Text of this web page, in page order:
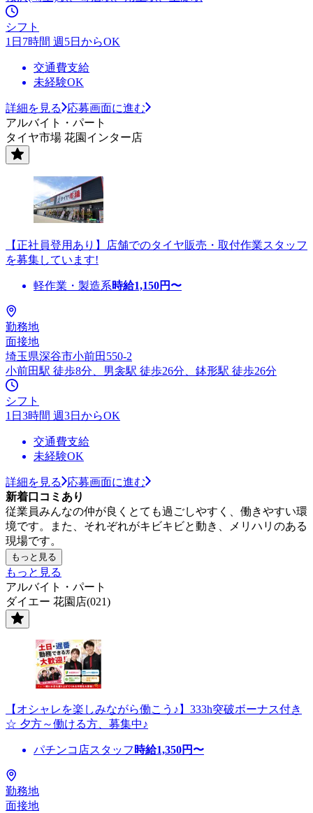
シフト
1日7時間 週5日からOK
交通費支給
未経験OK
詳細を見る
応募画面に進む
アルバイト・パート
タイヤ市場 花園インター店
【正社員登用あり】店舗でのタイヤ販売・取付作業スタッフ
を募集しています!
軽作業・製造系時給1,150円〜
勤務地
面接地
埼玉県深谷市小前田550-2
小前田駅 徒歩8分、男衾駅 徒歩26分、鉢形駅 徒歩26分
シフト
1日3時間 週3日からOK
交通費支給
未経験OK
詳細を見る
応募画面に進む
新着口コミあり
従業員みんなの仲が良くとても過ごしやすく、働きやすい環
境です。また、それぞれがキビキビと動き、メリハリのある
現場です。
もっと見る
もっと見る
アルバイト・パート
ダイエー 花園店(021)
【オシャレを楽しみながら働こう♪】333h突破ボーナス付き
☆ 夕方～働ける方、募集中♪
パチンコ店スタッフ 時給1,350円〜
勤務地
面接地